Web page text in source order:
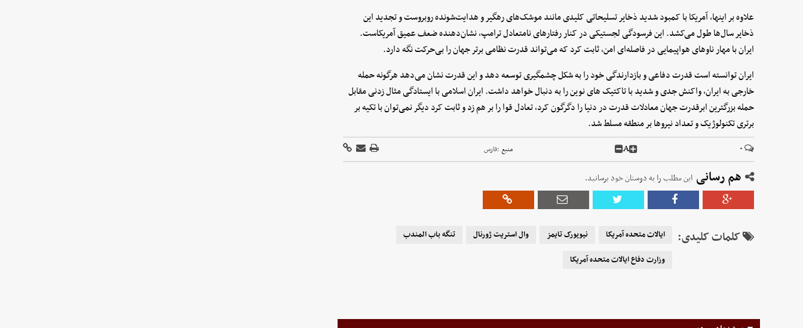
علاوه بر اینها، آمریکا با کمبود شدید ذخایر تسلیحاتی کلیدی مانند موشک‌های رهگیر و هدایت‌شونده روبروست و تجدید این
ذخایر سال‌ها طول می‌کشد. این فرسودگی لجستیکی در کنار رفتارهای نامتعادل ترامپ، نشان‌دهنده ضعف عمیق آمریکاست.
ایران با مهار ناوهای هواپیمایی در فاصله‌ای امن، ثابت کرد که می‌تواند قدرت نظامی برتر جهان را بی‌حرکت نگه دارد.
ایران توانسته است قدرت دفاعی و بازدارندگی خود را به شکل چشمگیری توسعه دهد و این قدرت نشان می‌دهد هرگونه حمله
خارجی به ایران، واکنش جدی و شدید با تاکتیک های نوین را به دنبال خواهد داشت. ایران اسلامی با ایستادگی مثال زدنی مقابل
حمله بزرگترین ابرقدرت جهان معادلات قدرت در دنیا را دگرگون کرد، تعادل قوا را بر هم زد و ثابت کرد دیگر نمی‌توان با تکیه بر
برتری تکنولوژیک و تعداد نیروها بر منطقه مسلط شد.
۰ A منبع :فارس
هم رسانی این مطلب را به دوستان خود برسانید.
کلمات کلیدی: ایالات متحده آمریکا نیویورک تایمز وال استریت ژورنال
تنگه باب المندب
وزارت دفاع ایالات متحده آمریکا